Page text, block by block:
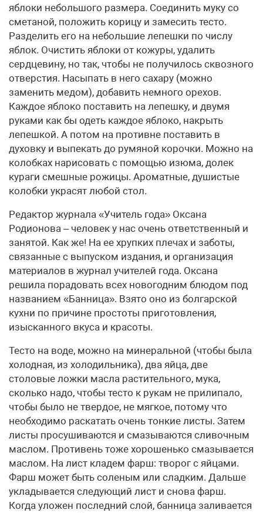
яблоки небольшого размера. Соединить муку со
сметаной, положить корицу и замесить тесто.
Разделить его на небольшие лепешки по числу
яблок. Очистить яблоки от кожуры, удалить
сердцевину, но так, чтобы не получилось сквозного
отверстия. Насыпать в него сахару (можно
заменить медом), добавить немного орехов.
Каждое яблоко поставить на лепешку, и двумя
руками как бы одеть каждое яблоко, накрыть
лепешкой. А потом на противне поставить в
духовку и выпекать до румяной корочки. Можно на
колобках нарисовать с помощью изюма, долек
кураги смешные рожицы. Ароматные, душистые
колобки украсят любой стол.
Редактор журнала «Учитель года» Оксана
Родионова – человек у нас очень ответственный и
занятой. Как же! На ее хрупких плечах и заботы,
связанные с выпуском издания, и организация
материалов в журнал учителей года. Оксана
решила порадовать всех новогодним блюдом под
названием «Банница». Взято оно из болгарской
кухни по причине простоты приготовления,
изысканного вкуса и красоты.
Тесто на воде, можно на минеральной (чтобы была
холодная, из холодильника), два яйца, две
столовые ложки масла растительного, мука,
сколько надо, чтобы тесто к рукам не прилипало,
чтобы было не твердое, не мягкое, потому что
необходимо раскатать очень тонкие листы. Затем
листы просушиваются и смазываются сливочным
маслом. Противень тоже хорошенько смазывается
маслом. На лист кладем фарш: творог с яйцами.
Фарш может быть соленым или сладким. Дальше
укладывается следующий лист и снова фарш.
Когда уложен последний слой, банница заливается